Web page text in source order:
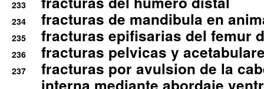
233
234 fracturas de mandibula en
235 fracturas epifisarias del femur
236 fracturas pelvicas y
237
fracturas por avulsion de la
interna mediante abordaje